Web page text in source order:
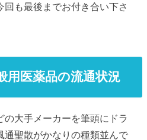
も最後までお付き合い下さ
用医薬品の流通状況
大手メーカーを筆頭にドラ
通聖散がかなりの種類並んで